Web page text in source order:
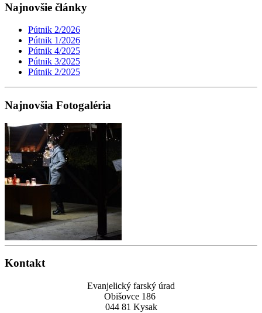
Najnovšie články
Pútnik 2/2026
Pútnik 1/2026
Pútnik 4/2025
Pútnik 3/2025
Pútnik 2/2025
Najnovšia Fotogaléria
Kontakt
Evanjelický farský úrad
Obišovce 186
044 81 Kysak